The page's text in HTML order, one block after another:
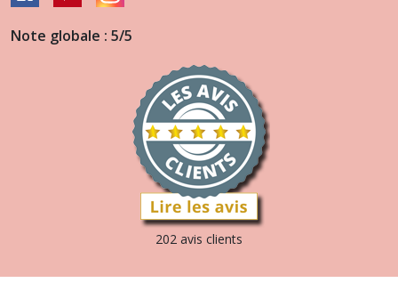
Note globale : 5/5
202 avis clients